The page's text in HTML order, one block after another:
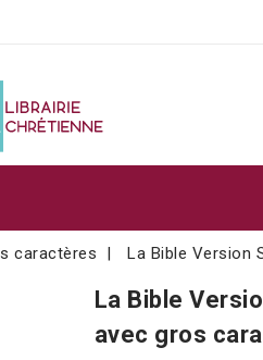
caractères La Bible Version
La Bible
avec gros